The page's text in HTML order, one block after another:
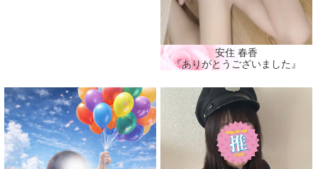
安住 春香
『ありがとうございました』